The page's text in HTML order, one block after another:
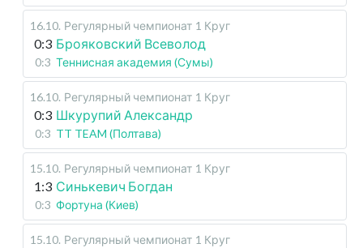
16.10. Регулярный чемпионат 1 Круг
0:3 Брояковский Всеволод
0:3 Теннисная академия (Сумы)
16.10. Регулярный чемпионат 1 Круг
0:3 Шкурупий Александр
0:3 TT TEAM (Полтава)
15.10. Регулярный чемпионат 1 Круг
1:3 Синькевич Богдан
0:3 Фортуна (Киев)
15.10. Регулярный чемпионат 1 Круг